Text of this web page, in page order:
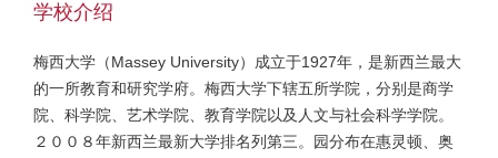
学校介绍
梅西大学（Massey University）成立于1927年，是新西兰最大
的一所教育和研究学府。梅西大学下辖五所学院，分别是商学
院、科学院、艺术学院、教育学院以及人文与社会科学学院。
２００８年新西兰最新大学排名列第三。园分布在惠灵顿、奥